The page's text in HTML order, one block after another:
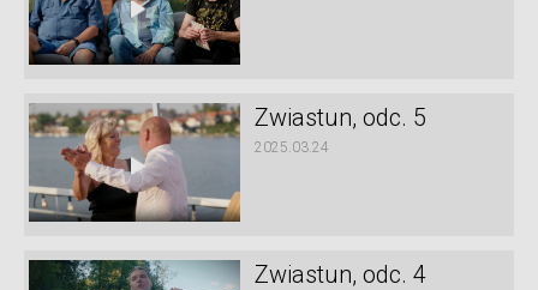
Zwiastun, odc. 5
2025.03.24
Zwiastun, odc. 4